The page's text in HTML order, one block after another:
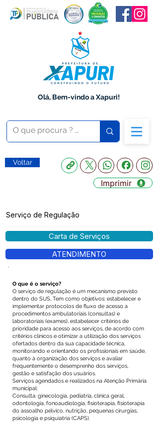
Olá, Bem-vindo a Xapuri!
Voltar
Imprimir
Serviço de Regulação
Carta de Serviços
ATENDIMENTO
O que é o serviço?
O serviço de regulação é um mecanismo previsto
dentro do SUS, Tem como objetivos: estabelecer e
implementar protocolos de fluxo de acesso a
procedimentos ambulatoriais (consultas) e
laboratoriais (exames), estabelecer critérios de
prioridade para acesso aos serviços, de acordo com
critérios clínicos e otimizar a utilização dos serviços
ofertados dentro da sua capacidade técnica,
monitorando e orientando os profissionais em saúde,
quanto à organização dos serviços e avaliar
frequentemente o desemprenho dos serviços,
gestão e satisfação dos usuários.
Serviços agendados e realizados na Atenção Primária
municipal:
Consulta: ginecologia, pediatria, clínica geral,
odontologia, fonoaudiologia, fisioterapia, fisioterapia
do assoalho pélvico, nutrição, pequenas cirurgias,
psicologia e psiquiatria (CAPS).